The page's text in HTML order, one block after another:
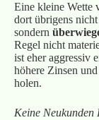
Eine kleine Wette
dort übrigens
sondern
Regel nicht
ist eher aggressiv
höhere Zinsen
holen.
Keine Neukunden